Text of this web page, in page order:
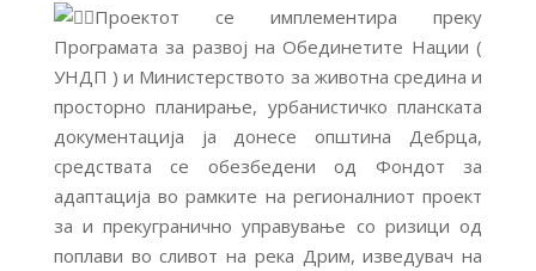
Проектот се имплементира преку
Програмата за развој на Обединетите Нации (
УНДП ) и Министерството за животна средина и
просторно планирање, урбанистичко планската
документација ја донесе општина Дебрца,
средствата се обезбедени од Фондот за
адаптација во рамките на регионалниот проект
за и прекугранично управување со ризици од
поплави во сливот на река Дрим, изведувач на